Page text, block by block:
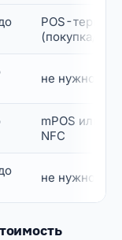
POS-
(покупка/
не нужно
mPOS или
NFC
не нужно